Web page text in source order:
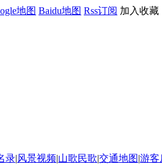
地图 Baidu地图 Rss订阅 加入收藏
录|风景视频|山歌民歌|交通地图|游客